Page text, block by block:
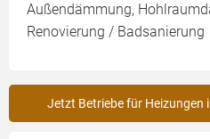
Außendämmung,
Renovierung / Badsanierung
Jetzt Betriebe für Heizungen